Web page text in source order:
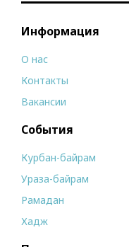
Информация
О нас
Контакты
Вакансии
События
Курбан-байрам
Ураза-байрам
Рамадан
Хадж